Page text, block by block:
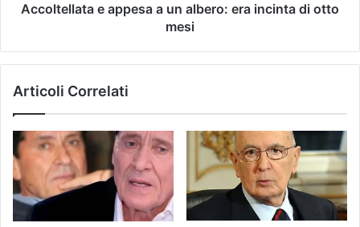
Accoltellata e appesa a un albero: era incinta di otto
mesi
Articoli Correlati